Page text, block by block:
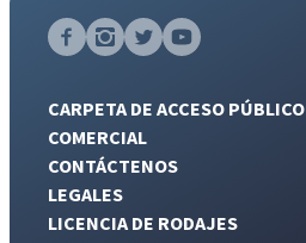
CARPETA DE ACCESO PÚBLICO
COMERCIAL
CONTÁCTENOS
LEGALES
LICENCIA DE RODAJES